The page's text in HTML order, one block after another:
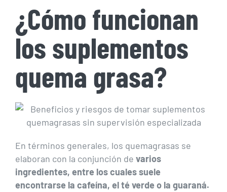
¿Cómo funcionan
los suplementos
quema grasa?
En términos generales, los quemagrasas se
elaboran con la conjunción de varios
ingredientes, entre los cuales suele
encontrarse la cafeína, el té verde o la guaraná.